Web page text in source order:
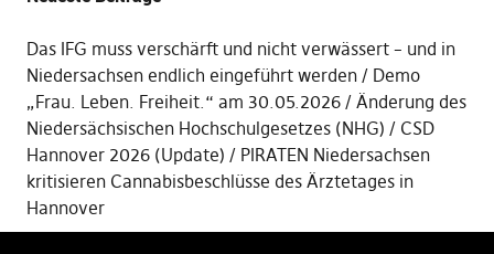
Das IFG muss verschärft und nicht verwässert – und in
Niedersachsen endlich eingeführt werden
Demo
„Frau. Leben. Freiheit.“ am 30.05.2026
Änderung des
Niedersächsischen Hochschulgesetzes (NHG)
CSD
Hannover 2026 (Update)
PIRATEN Niedersachsen
kritisieren Cannabisbeschlüsse des Ärztetages in
Hannover